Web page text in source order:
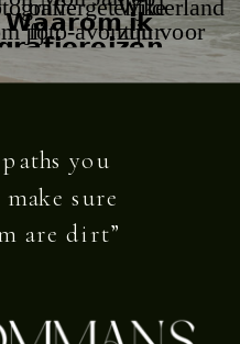
you
sure
are dirt”